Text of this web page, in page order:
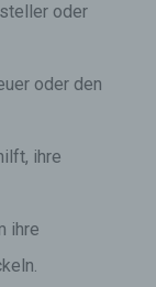
oder
oder den
ihre
ihre